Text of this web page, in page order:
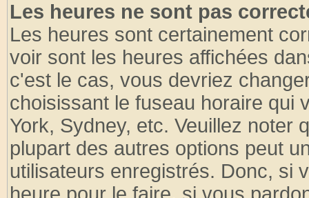
Les heures ne sont pas
Les heures sont certainement
voir sont les heures affichées
c'est le cas, vous devriez
choisissant le fuseau horaire qui
York, Sydney, etc. Veuillez noter
plupart des autres options peut
utilisateurs enregistrés. Donc, si